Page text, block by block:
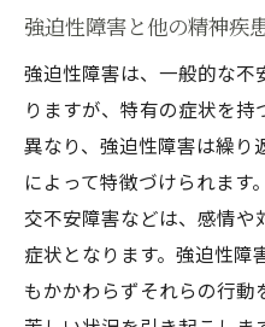
な方法
患者の生活の質
日常生活の中で
強迫性障害患者
患者の社会参加
生活の質向上の
ローチ
強迫性障害と他の精神疾
強迫性障害は、一般的な不
りますが、特有の症状を持
異なり、強迫性障害は繰り
によって特徴づけられます
交不安障害などは、感情や
症状となります。強迫性障
もかかわらずそれらの行動